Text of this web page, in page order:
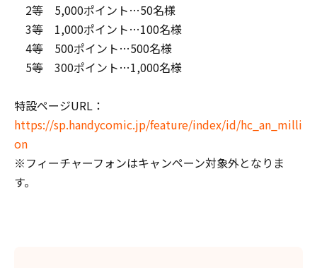
2等 5,000ポイント…50名様
3等 1,000ポイント…100名様
4等 500ポイント…500名様
5等 300ポイント…1,000名様
特設ページURL：
https://sp.handycomic.jp/feature/index/id/hc_an_milli
on
※フィーチャーフォンはキャンペーン対象外となりま
す。